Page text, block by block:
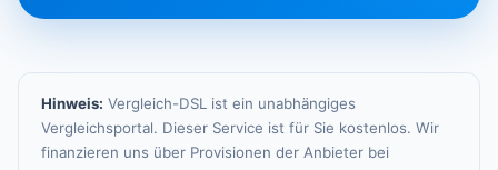
Hinweis: Vergleich-DSL ist ein unabhängiges
Vergleichsportal. Dieser Service ist für Sie kostenlos. Wir
finanzieren uns über Provisionen der Anbieter bei